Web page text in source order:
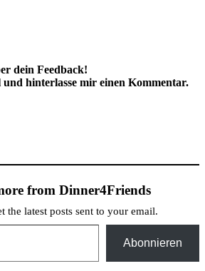
dein Feedback!
hinterlasse mir einen Kommentar.
from Dinner4Friends
the latest posts sent to your email.
Abonnieren